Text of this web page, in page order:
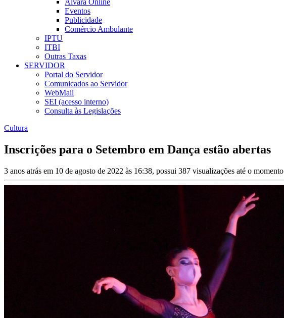
Alvará Online
Eventos
Publicidade
Comércio Ambulante
IPTU
ITBI
Outras Taxas
SERVIDOR
Portal do Servidor
Comunicados ao Servidor
WebMail
SEI (acesso interno)
Consulta às Legislações
Cultura
Inscrições para o Setembro em Dança estão abertas
3 anos atrás em 10 de agosto de 2022 às 16:38, possui 387 visualizações até o momento